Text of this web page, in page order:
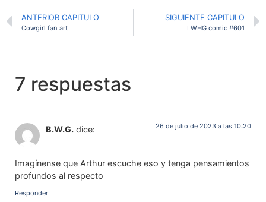
ANTERIOR CAPITULO
Cowgirl fan art
SIGUIENTE CAPITULO
LWHG comic #601
7 respuestas
B.W.G. dice: 26 de julio de 2023 a las 10:20
Imagínense que Arthur escuche eso y tenga pensamientos
profundos al respecto
Responder